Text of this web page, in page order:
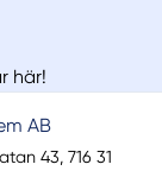
här!
AB
43, 716 31